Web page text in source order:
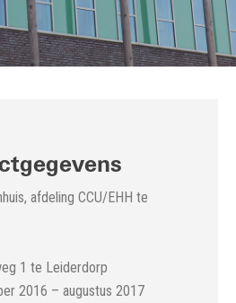
afdeling CCU/EHH te
1 te Leiderdorp
2016 – augustus 2017